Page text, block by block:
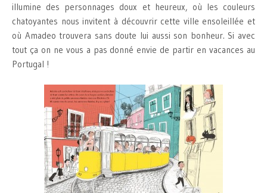
illumine des personnages doux et heureux, où les couleurs
chatoyantes nous invitent à découvrir cette ville ensoleillée et
où Amadeo trouvera sans doute lui aussi son bonheur. Si avec
tout ça on ne vous a pas donné envie de partir en vacances au
Portugal !